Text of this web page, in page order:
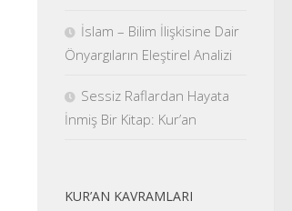
İslam – Bilim İlişkisine Dair
Önyargıların Eleştirel Analizi
Sessiz Raflardan Hayata
İnmiş Bir Kitap: Kur’an
KUR’AN KAVRAMLARI